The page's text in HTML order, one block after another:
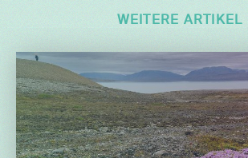
WEITERE ARTIKEL